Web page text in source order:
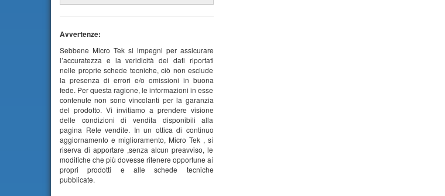
Avvertenze:
Sebbene Micro Tek si impegni per assicurare
l’accuratezza e la veridicità dei dati riportati
nelle proprie schede tecniche, ciò non esclude
la presenza di errori e/o omissioni in buona
fede. Per questa ragione, le informazioni in esse
contenute non sono vincolanti per la garanzia
del prodotto. Vi invitiamo a prendere visione
delle condizioni di vendita disponibili alla
pagina Rete vendite. In un ottica di continuo
aggiornamento e miglioramento, Micro Tek , si
riserva di apportare ,senza alcun preavviso, le
modifiche che più dovesse ritenere opportune ai
propri prodotti e alle schede tecniche
pubblicate.